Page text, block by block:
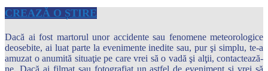
CREAZĂ O ȘTIRE
Dacă ai fost martorul unor accidente sau fenomene meteorologice
deosebite, ai luat parte la evenimente inedite sau, pur şi simplu, te-a
amuzat o anumită situaţie pe care vrei să o vadă şi alţii, contactează-